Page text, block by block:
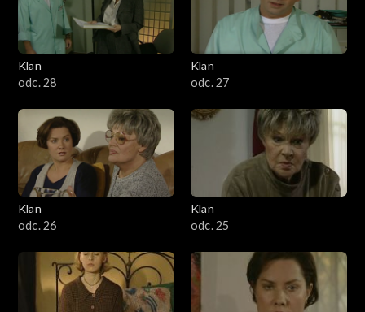
Klan
odc. 28
Klan
odc. 27
Klan
odc. 26
Klan
odc. 25